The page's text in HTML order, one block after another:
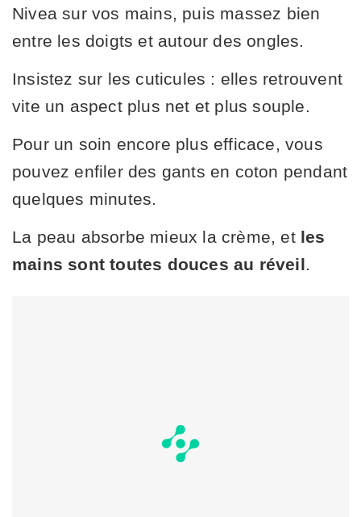
Nivea sur vos mains, puis massez bien
entre les doigts et autour des ongles.
Insistez sur les cuticules : elles retrouvent
vite un aspect plus net et plus souple.
Pour un soin encore plus efficace, vous
pouvez enfiler des gants en coton pendant
quelques minutes.
La peau absorbe mieux la crème, et les
mains sont toutes douces au réveil.